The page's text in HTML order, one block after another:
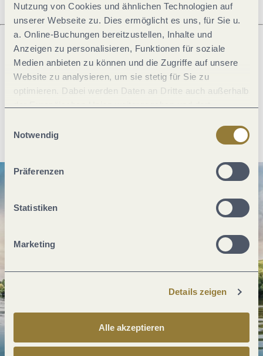
Nutzung von Cookies und ähnlichen Technologien auf
unserer Webseite zu. Dies ermöglicht es uns, für Sie u.
a. Online-Buchungen bereitzustellen, Inhalte und
Anzeigen zu personalisieren, Funktionen für soziale
Medien anbieten zu können und die Zugriffe auf unsere
Website zu analysieren, um sie stetig für Sie zu
optimieren. Dabei werden Daten an Dritte auch außerhalb
jederzeit widerrufen werden. Mit der Auswahl "Alle
ablehnen" kann es zu Beeinträchtigungen in der Nutzung
Notwendig
Präferenzen
Statistiken
Marketing
Details zeigen
Alle akzeptieren
Was möchtest du als nächstes tun?
PDF erzeugen